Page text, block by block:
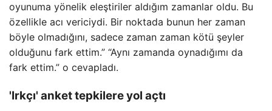
oyunuma yönelik eleştiriler aldığım zamanlar oldu. Bu
özellikle acı vericiydi. Bir noktada bunun her zaman
böyle olmadığını, sadece zaman zaman kötü şeyler
olduğunu fark ettim.” “Aynı zamanda oynadığımı da
fark ettim.” o cevapladı.
'Irkçı' anket tepkilere yol açtı